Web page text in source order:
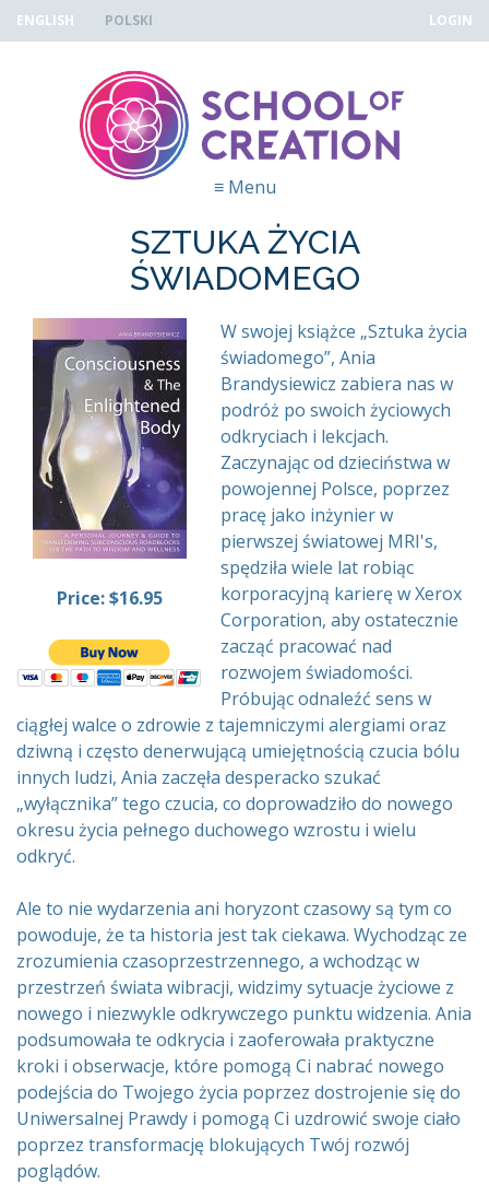
Skip to navigation
Przejdź do treści
ENGLISH POLSKI LOGIN
≡Menu
SZTUKA ŻYCIA
ŚWIADOMEGO
CONSCIOUSNESS AND THE
ENLIGHTENED BODY
Price: $16.95
W swojej książce „Sztuka życia
świadomego”, Ania
Brandysiewicz zabiera nas w
podróż po swoich życiowych
odkryciach i lekcjach.
Zaczynając od dzieciństwa w
powojennej Polsce, poprzez
pracę jako inżynier w
pierwszej światowej MRI's,
spędziła wiele lat robiąc
korporacyjną karierę w Xerox
Corporation, aby ostatecznie
zacząć pracować nad
rozwojem świadomości.
Próbując odnaleźć sens w
ciągłej walce o zdrowie z tajemniczymi alergiami oraz
dziwną i często denerwującą umiejętnością czucia bólu
innych ludzi, Ania zaczęła desperacko szukać
„wyłącznika” tego czucia, co doprowadziło do nowego
okresu życia pełnego duchowego wzrostu i wielu
odkryć.
Ale to nie wydarzenia ani horyzont czasowy są tym co
powoduje, że ta historia jest tak ciekawa. Wychodząc ze
zrozumienia czasoprzestrzennego, a wchodząc w
przestrzeń świata wibracji, widzimy sytuacje życiowe z
nowego i niezwykle odkrywczego punktu widzenia. Ania
podsumowała te odkrycia i zaoferowała praktyczne
kroki i obserwacje, które pomogą Ci nabrać nowego
podejścia do Twojego życia poprzez dostrojenie się do
Uniwersalnej Prawdy i pomogą Ci uzdrowić swoje ciało
poprzez transformację blokujących Twój rozwój
poglądów.